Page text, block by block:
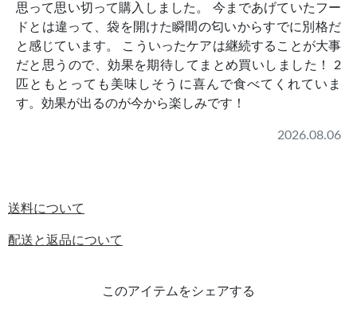
思って思い切って購入しました。 今まであげていたフー
ドとは違って、袋を開けた瞬間の匂いからすでに別格だ
と感じています。 こういったケアは継続することが大事
だと思うので、効果を期待してまとめ買いしました！ 2
匹ともとっても美味しそうに喜んで食べてくれていま
す。効果が出るのが今から楽しみです！
2026.08.06
送料について
配送と返品について
このアイテムをシェアする